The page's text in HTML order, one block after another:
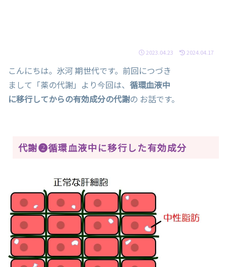
2023.04.23 2024.04.17
こんにちは。氷河 期世代です。前回につづき
まして「薬の代謝」より今回は、 循環血液中
に移行してからの有効成分の代謝の お話です。
代謝❷循環血液中に移行した有効成分